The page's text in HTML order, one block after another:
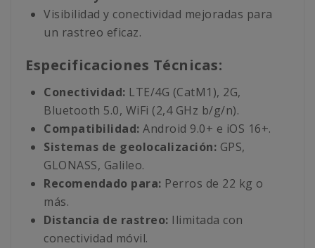
Visibilidad y conectividad mejoradas para
un rastreo eficaz.
Especificaciones Técnicas:
Conectividad: LTE/4G (CatM1), 2G,
Bluetooth 5.0, WiFi (2,4 GHz b/g/n).
Compatibilidad: Android 9.0+ e iOS 16+.
Sistemas de geolocalización: GPS,
GLONASS, Galileo.
Recomendado para: Perros de 22 kg o
más.
Distancia de rastreo: Ilimitada con
conectividad móvil.